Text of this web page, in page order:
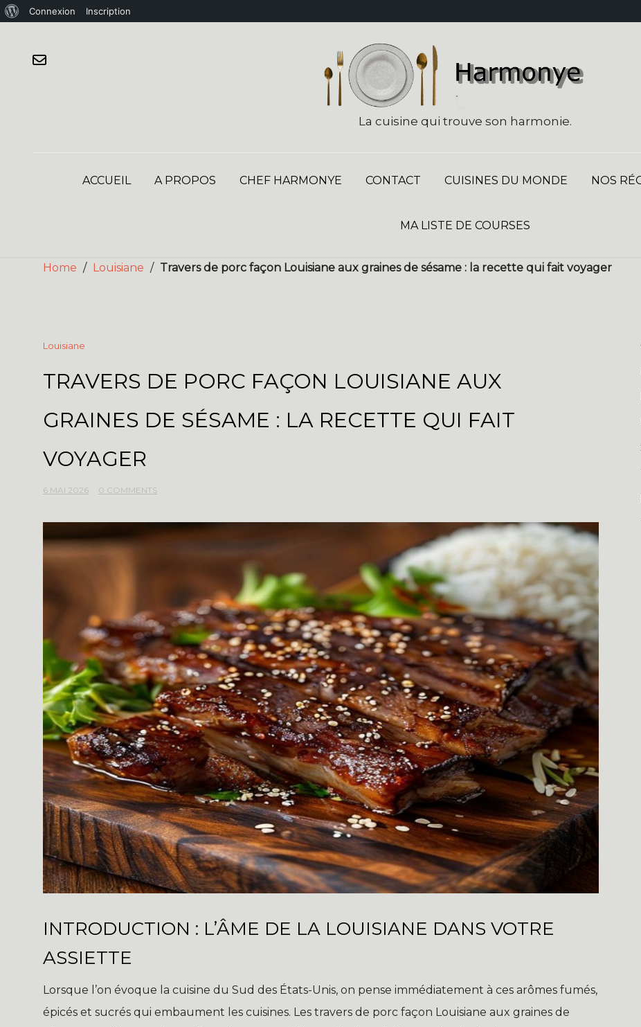
Connexion Inscription
La cuisine qui trouve son harmonie.
ACCUEIL A PROPOS CHEF HARMONYE CONTACT CUISINES DU MONDE NOS
MA LISTE DE COURSES
Home / Louisiane / Travers de porc façon Louisiane aux graines de sésame : la recette qui fait voyager
Louisiane
TRAVERS DE PORC FAÇON LOUISIANE AUX
GRAINES DE SÉSAME : LA RECETTE QUI FAIT
VOYAGER
6 MAI 2026 0 COMMENTS
INTRODUCTION : L’ÂME DE LA LOUISIANE DANS VOTRE
ASSIETTE
Lorsque l’on évoque la cuisine du Sud des États-Unis, on pense immédiatement à ces arômes fumés,
épicés et sucrés qui embaument les cuisines. Les travers de porc façon Louisiane aux graines de